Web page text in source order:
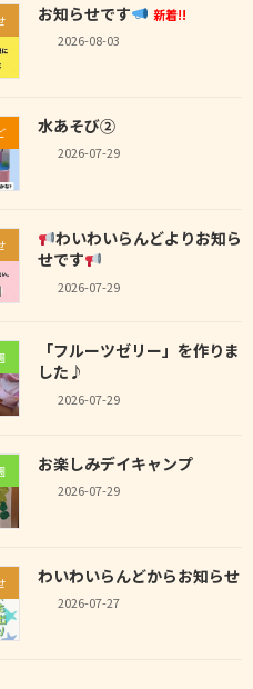
お知らせです
新着!!
2026-08-03
水あそび②
2026-07-29
わいわいらんどよりお知ら
せです
2026-07-29
「フルーツゼリー」を作りま
した♪
2026-07-29
お楽しみデイキャンプ
2026-07-29
わいわいらんどからお知らせ
2026-07-27